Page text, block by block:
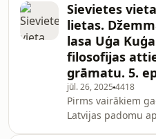
"Mīlestības vārdā"
Padomju Latviju
satricināja, ka
aizliedza, pēc tam,
visas 90 000 grāmatas
gadā lasām
kuras mācības ir
kuras metama
Sievietes
lietas.
lasa Uģa
filosofijas
grāmatu. 5.
jūl. 26, 2025 4418
Pirms vairākiem
Latvijas padomu